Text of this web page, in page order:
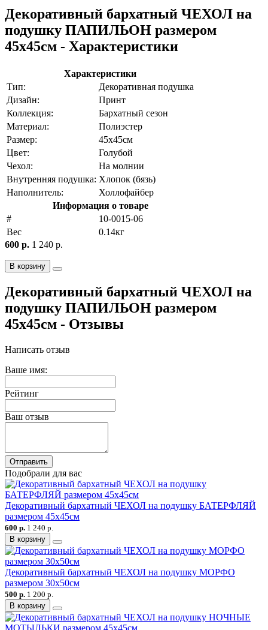
Декоративный бархатный ЧЕХОЛ на
подушку ПАПИЛЬОН размером
45х45см - Характеристики
Характеристики
Тип:
Декоративная подушка
Дизайн:
Принт
Коллекция:
Бархатный сезон
Материал:
Полиэстер
Размер:
45х45см
Цвет:
Голубой
Чехол:
На молнии
Внутренняя подушка: Хлопок (бязь)
Наполнитель:
Холлофайбер
Информация о товаре
#
10-0015-06
Вес
0.14кг
600 р. 1 240 р.
В корзину
Декоративный бархатный ЧЕХОЛ на
подушку ПАПИЛЬОН размером
45х45см - Отзывы
Написать отзыв
Ваше имя:
Рейтинг
Ваш отзыв
Отправить
Подобрали для вас
Декоративный бархатный ЧЕХОЛ на подушку БАТЕРФЛЯЙ
размером 45х45см
600 р. 1 240 р.
В корзину
Декоративный бархатный ЧЕХОЛ на подушку МОРФО
размером 30х50см
500 р. 1 200 р.
В корзину